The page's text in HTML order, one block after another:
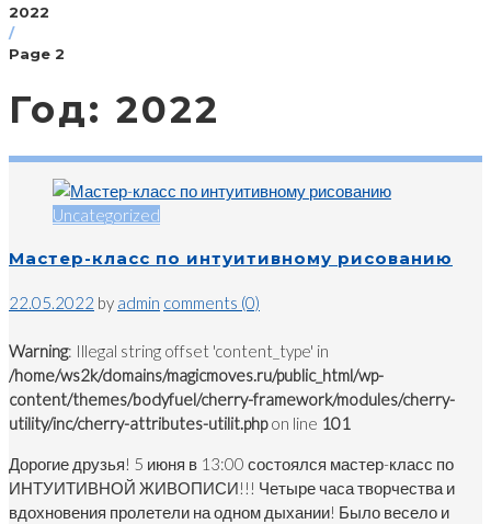
2022
/
Page 2
Год: 2022
Uncategorized
Мастер-класс по интуитивному рисованию
22.05.2022 by admin comments (0)
Warning: Illegal string offset 'content_type' in
/home/ws2k/domains/magicmoves.ru/public_html/wp-
content/themes/bodyfuel/cherry-framework/modules/cherry-
utility/inc/cherry-attributes-utilit.phpon line 101
Дорогие друзья! 5 июня в 13:00 состоялся мастер-класс по
ИНТУИТИВНОЙ ЖИВОПИСИ!!! Четыре часа творчества и
вдохновения пролетели на одном дыхании! Было весело и